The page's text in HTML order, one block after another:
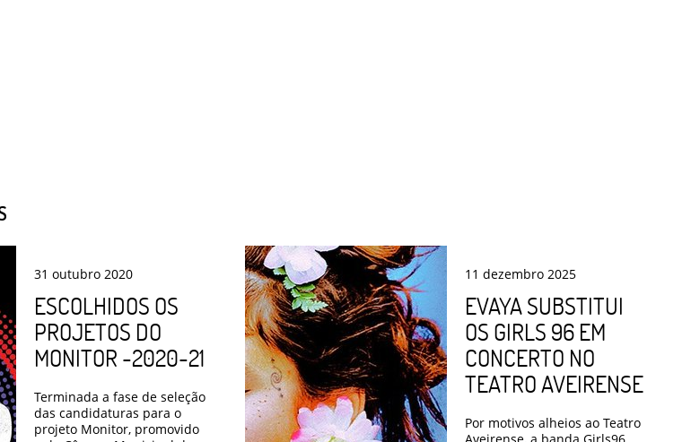
31 outubro 2020
ESCOLHIDOS OS
PROJETOS DO
MONITOR -2020-21
Terminada a fase de seleção
das candidaturas para o
projeto Monitor, promovido
11 dezembro 2025
EVAYA SUBSTITUI
OS GIRLS 96 EM
CONCERTO NO
TEATRO AVEIRENSE
Por motivos alheios ao Teatro
Aveirense, a banda Girls96